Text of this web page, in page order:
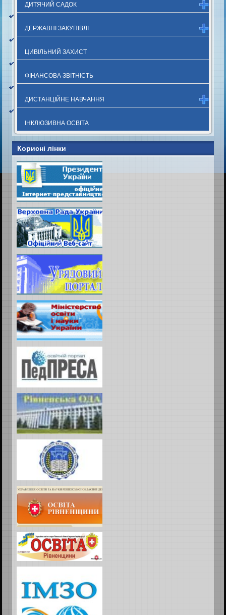
ДИТЯЧИЙ САДОК
ДЕРЖАВНІ ЗАКУПІВЛІ
ЦИВІЛЬНИЙ ЗАХИСТ
ФІНАНСОВА ЗВІТНІСТЬ
ДИСТАНЦІЙНЕ НАВЧАННЯ
ІНКЛЮЗИВНА ОСВІТА
Корисні лінки